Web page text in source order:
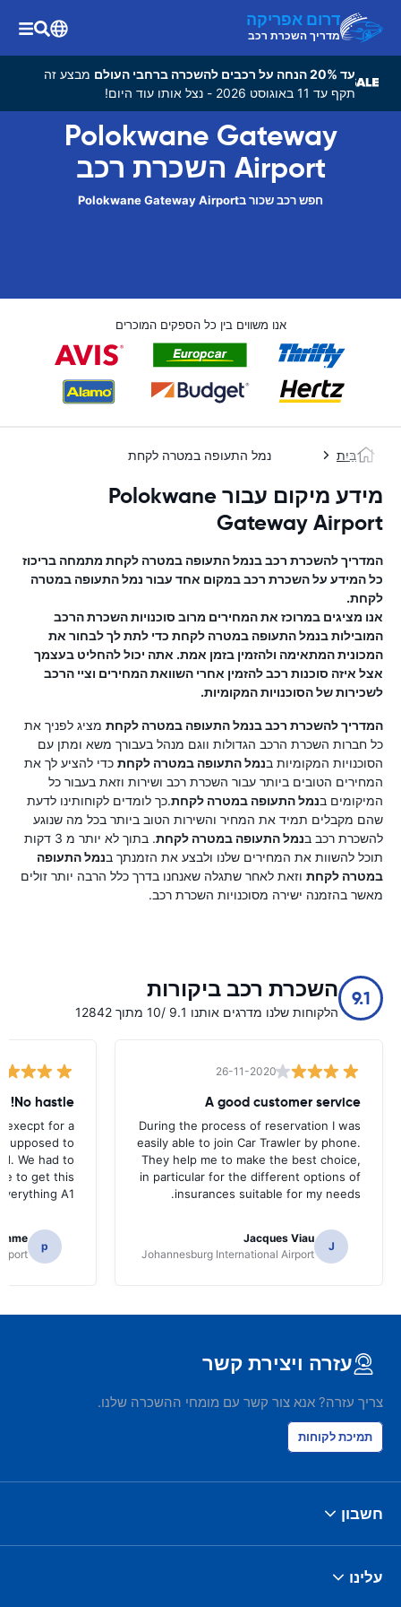
דרום אפריקה
מדריך השכרת רכב
עד 20% הנחה על רכבים להשכרה ברחבי העולם
מבצע זה
תקף עד 11 באוגוסט 2026 - נצל אותו עוד היום!
Polokwane Gateway
Airport השכרת רכב
חפש רכב שכור בPolokwane Gateway Airport
אנו משווים בין כל הספקים המוכרים
בַּיִת נמל התעופה במטרה לקחת
מידע מיקום עבור Polokwane
Gateway Airport
המדריך להשכרת רכב בנמל התעופה במטרה לקחת מתמחה בריכוז
כל המידע על השכרת רכב במקום אחד עבור נמל התעופה במטרה
לקחת.
אנו מציגים במרוכז את המחירים מרוב סוכנויות השכרת הרכב
המובילות בנמל התעופה במטרה לקחת כדי לתת לך לבחור את
המכונית המתאימה ולהזמין בזמן אמת. אתה יכול להחליט בעצמך
אצל איזה סוכנות רכב להזמין אחרי השוואת המחירים וציי הרכב
לשכירות של הסוכנויות המקומיות.
המדריך להשכרת רכב בנמל התעופה במטרה לקחת מציג לפניך את
כל חברות השכרת הרכב הגדולות ווגם מנהל בעבורך משא ומתן עם
הסוכנויות המקומיות בנמל התעופה במטרה לקחת כדי להציע לך את
המחירים הטובים ביותר עבור השכרת רכב ושירות וזאת בעבור כל
המיקומים בנמל התעופה במטרה לקחת.כך לומדים לקוחותינו לדעת
שהם מקבלים תמיד את המחיר והשירות הטוב ביותר בכל מה שנוגע
להשכרת רכב בנמל התעופה במטרה לקחת
. בתוך לא יותר מ 3 דקות
תוכל להשוות את המחירים שלנו ולבצע את הזמנתך בנמל התעופה
במטרה לקחת וזאת לאחר שתגלה שאנחנו בדרך כלל הרבה יותר זולים
מאשר בהזמנה ישירה מסוכנויות השכרת רכב.
9.1 השכרת רכב ביקורות
הלקוחות שלנו מדרגים אותנו 9.1 /10 מתוך 12842
26-11-2020
A good customer service
During the process of reservation I was
easily able to join Car Trawler by phone.
They help me to make the best choice,
in particular for the different options of
insurances suitable for my needs.
J
Jacques Viau
Johannesburg International Airport
No hastle!
execpt for a
to
We had to
to get this
A1
p
עזרה ויצירת קשר
צריך עזרה? אנא צור קשר עם מומחי ההשכרה שלנו.
תמיכת לקוחות
חשבון
עלינו